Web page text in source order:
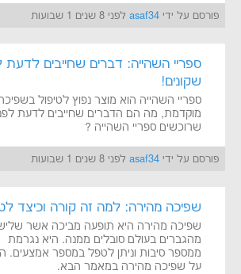
פורסם על ידי asaf34 לפני 8 שנים 1 שבועות
ספריי השהייה: דברים שחייבים לדעת
שקונים!
ספריי השהייה הוא מוצר נפוץ לטיפול
מוקדמת, מה הם הדברים שחייבים לדעת
שרוכשים ספריי השהייה ?
פורסם על ידי asaf34 לפני 8 שנים 1 שבועות
שפיכה מהירה: למה זה קורה וכיצד
שפיכה מהירה היא תופעה מביכה אשר
מהגברים בעולם סובלים ממנה. היא נגרמת
ממספר סיבות וניתן לטפל במספר אמצעים.
על שפיכה מהירה במאמר הבא.